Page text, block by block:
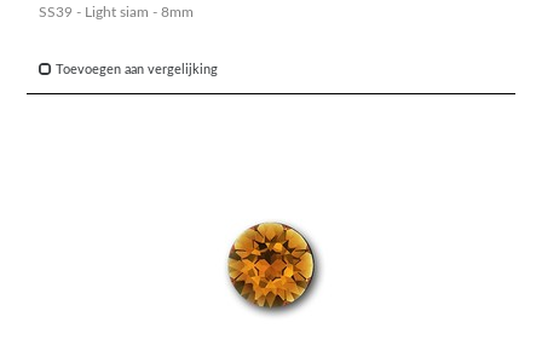
SS39 - Light siam - 8mm
Toevoegen aan vergelijking